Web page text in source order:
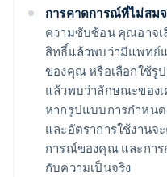
การคาดการณ์ที่ไม่สม
ความซับซ้อน คุณอาจ
สิทธิ์แล้วพบว่ามีแพทย์
ของคุณ หรือเลือกใช้รู
แล้วพบว่าลักษณะของ
หากรูปแบบการกำหน
และอัตราการใช้งานจ
การณ์ของคุณ และกา
กับความเป็นจริง